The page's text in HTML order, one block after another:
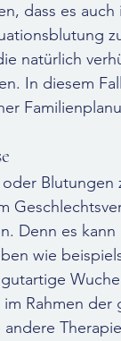
dass es
natürlich
In diesem
Blutungen
Denn es
wie
Rahmen